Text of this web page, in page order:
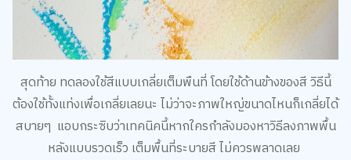
สุดท้าย ทดลองใช้สีแบบเกลี่ยเต็มพืนที่ โดยใช้ด้านข้างของสี วิธีนี้
ต้องใช้ทั้งแท่งเพื่อเกลี่ยเลยนะ ไม่ว่าจะภาพใหญ่ขนาดไหนก็เกลี่ยได้
สบายๆ แอบกระซิบว่าเทคนิคนี้หากใครกำลังมองหาวิธีลงภาพพื้น
หลังแบบรวดเร็ว เต็มพื้นที่ระบายสี ไม่ควรพลาดเลย